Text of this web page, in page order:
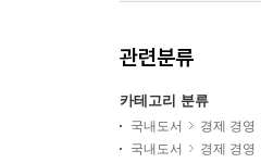
관련분류
카테고리 분류
국내도서 경제 경영
국내도서
경제 경영